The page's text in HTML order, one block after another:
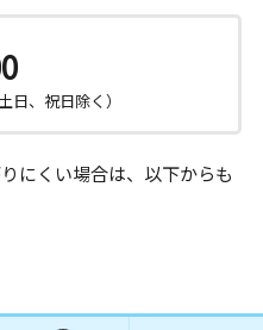
日、祝日除く）
にくい場合は、以下からも